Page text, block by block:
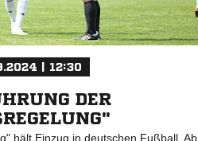
| 12:30
DER
hält Einzug in deutschen Fußball. Ab